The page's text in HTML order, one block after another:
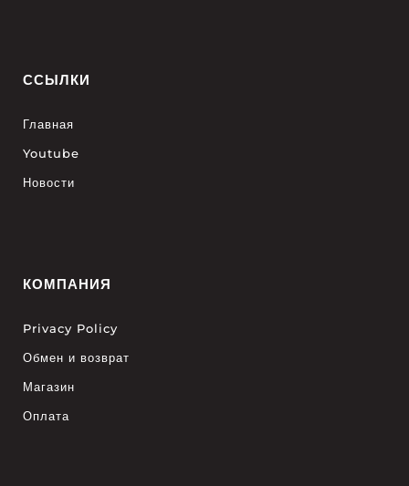
ССЫЛКИ
Главная
Youtube
Новости
КОМПАНИЯ
Privacy Policy
Обмен и возврат
Магазин
Оплата